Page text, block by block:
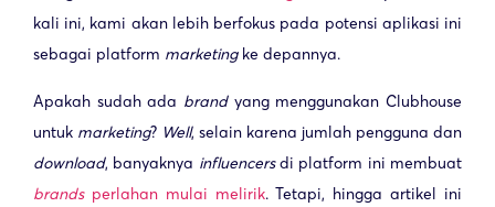
kali ini, kami akan lebih berfokus pada potensi aplikasi ini
sebagai platform marketingke depannya.
Apakah sudah ada brandyang menggunakan Clubhouse
untuk marketing? Well, selain karena jumlah pengguna dan
download, banyaknya influencersdi platform ini membuat
brandsperlahan mulai melirik. Tetapi, hingga artikel ini